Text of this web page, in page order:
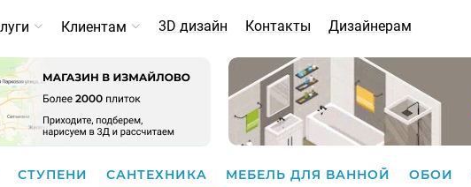
Клиентам 3D дизайн Контакты Дизайнерам
СТУПЕНИ САНТЕХНИКА МЕБЕЛЬ ДЛЯ ВАННОЙ ОБОИ